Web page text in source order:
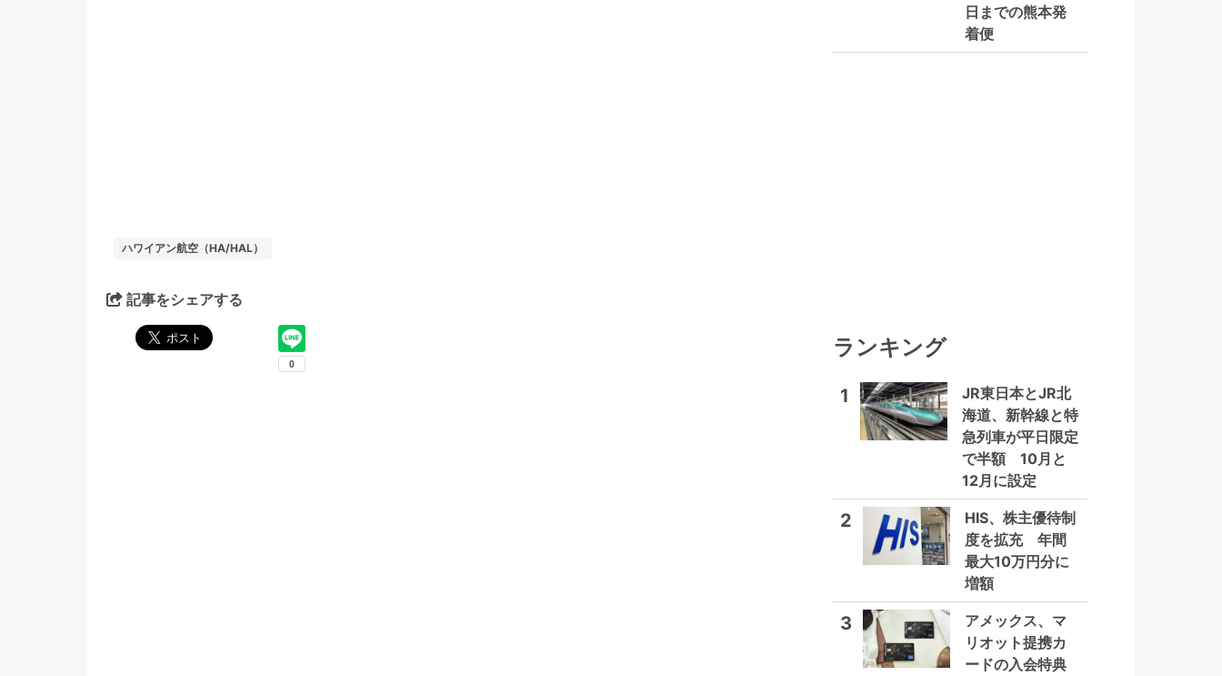
ハワイアン航空（HA/HAL）
記事をシェアする
日までの熊本発
着便
ランキング
1
JR東日本とJR北
海道、新幹線と特
急列車が平日限定
で半額 10月と
12月に設定
2
HIS、株主優待制
度を拡充 年間
最大10万円分に
増額
3
アメックス、マ
リオット提携カ
ードの入会特典